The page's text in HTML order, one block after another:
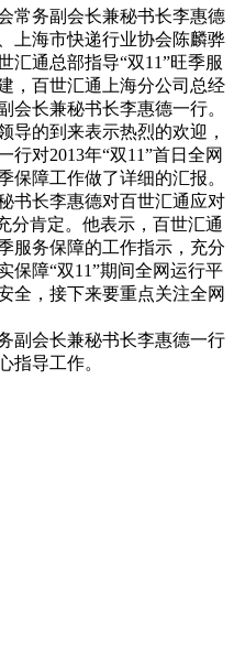
常务副会长兼秘书长李惠德
上海市快递行业协会陈麟骅
汇通总部指导“双11”旺季服
，百世汇通上海分公司总经
会长兼秘书长李惠德一行。
的到来表示热烈的欢迎，
对2013年“双11”首日全网
保障工作做了详细的汇报。
长李惠德对百世汇通应对
分肯定。他表示，百世汇通
服务保障的工作指示，充分
保障“双11”期间全网运行平
全，接下来要重点关注全网
会长兼秘书长李惠德一行
指导工作。